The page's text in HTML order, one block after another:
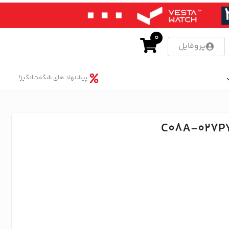
پروفایل
0
پیشنهاد های شگفت‌انگیز!